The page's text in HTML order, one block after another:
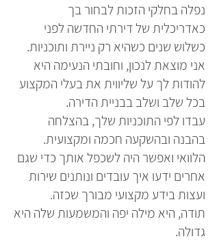
נפלה בחלקי הזכות לבחור בך
כאדריכלית של דירתי החדשה לפני
כשלוש שנים כשהיא רק ניירת ותוכניות.
אני מוצאת לנכון, וחובתי הנעימה היא
להודות לך על שליווית את בעלי המקצוע
בכל שלב ושלב בבניית הדירה.
עבדו לפי התוכניות שלך, בהצלחה
בהבנה ובהשקעה חכמה ומקצועית.
הלוואי ואפשר היה לשכפל אותך כדי שגם
אחרים ידעו איך עובדים ונותנים שירות
ועצות בידע מקצועי מבורך שכזה.
תודה, היא מילה יפה והמשמעות שלה היא
גדולה.